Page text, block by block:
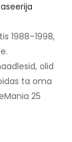
1988–1998,
olid
ta oma
25